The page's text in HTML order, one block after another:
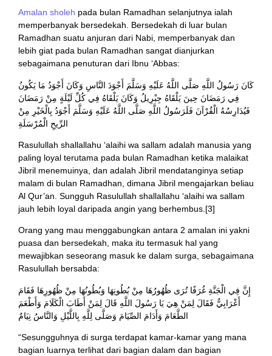
Amalan sholeh pada bulan Ramadhan selanjutnya ialah
memperbanyak bersedekah. Bersedekah di luar bulan
Ramadhan suatu anjuran dari Nabi, memperbanyak dan
lebih giat pada bulan Ramadhan sangat dianjurkan
sebagaimana penuturan dari Ibnu ‘Abbas:
كَانَ رَسُولُ اللَّهِ صَلَّى اللَّهُ عَلَيْهِ وَسَلَّمَ أَجْوَدَ النَّاسِ وَكَانَ أَجْوَدُ مَا يَكُونُ
فِي رَمَضَانَ حِينَ يَلْقَاهُ جِبْرِيلُ وَكَانَ يَلْقَاهُ فِي كُلِّ لَيْلَةٍ مِنْ رَمَضَانَ
فَيُدَارِسُهُ الْقُرْآنَ فَلَرَسُولُ اللَّهِ صَلَّى اللَّهُ عَلَيْهِ وَسَلَّمَ أَجْوَدُ بِالْخَيْرِ مِنْ
الرِّيحِ الْمُرْسَلَةِ
Rasulullah shallallahu ‘alaihi wa sallam adalah manusia yang
paling loyal terutama pada bulan Ramadhan ketika malaikat
Jibril menemuinya, dan adalah Jibril mendatanginya setiap
malam di bulan Ramadhan, dimana Jibril mengajarkan beliau
Al Qur’an. Sungguh Rasulullah shallallahu ‘alaihi wa sallam
jauh lebih loyal daripada angin yang berhembus.[3]
Orang yang mau menggabungkan antara 2 amalan ini yakni
puasa dan bersedekah, maka itu termasuk hal yang
mewajibkan seseorang masuk ke dalam surga, sebagaimana
Rasulullah bersabda:
إِنَّ فِي الْجَنَّةِ غُرَفًا تُرَى ظُهُورُهَا مِنْ بُطُونِهَا وَبُطُونُهَا مِنْ ظُهُورِهَا فَقَامَ
أَعْرَابِيٌّ فَقَالَ لِمَنْ هِيَ يَا رَسُولَ اللَّهِ قَالَ لِمَنْ أَطَابَ الْكَلَامَ وَأَطْعَمَ
الطَّعَامَ وَأَدَامَ الصِّيَامَ وَصَلَّى لِلَّهِ بِاللَّيْلِ وَالنَّاسُ نِيَامٌ
“Sesungguhnya di surga terdapat kamar-kamar yang mana
bagian luarnya terlihat dari bagian dalam dan bagian